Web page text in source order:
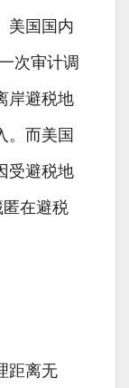
美国国内
次审计调
岸避税地
。而美国
受避税地
匿在避税
距离无